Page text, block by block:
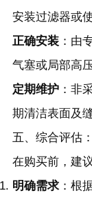
安装过滤器或
正确安装：由
气塞或局部高压
定期维护：非
期清洁表面及
五、综合评估
在购买前，建
明确需求：根